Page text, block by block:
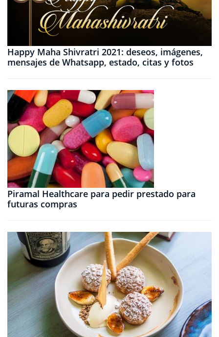
Happy Maha Shivratri 2021: deseos, imágenes,
mensajes de Whatsapp, estado, citas y fotos
Piramal Healthcare para pedir prestado para
futuras compras